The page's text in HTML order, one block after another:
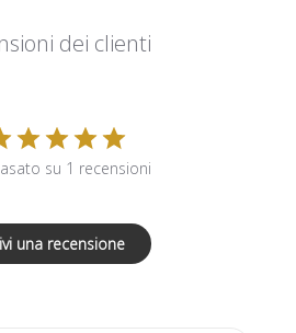
dei clienti
su 1 recensioni
una recensione